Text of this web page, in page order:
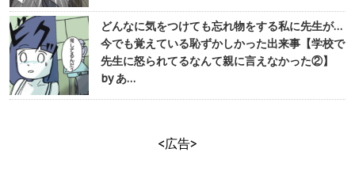
どんなに気をつけても忘れ物をする私に先生が…
今でも覚えている恥ずかしかった出来事【学校で
先生に怒られてるなんて親に言えなかった②】
by あ…
<広告>